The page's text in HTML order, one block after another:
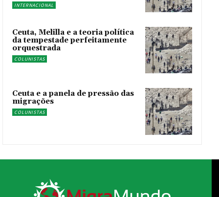
INTERNACIONAL
Ceuta, Melilla e a teoria política
da tempestade perfeitamente
orquestrada
COLUNISTAS
Ceuta e a panela de pressão das
migrações
COLUNISTAS